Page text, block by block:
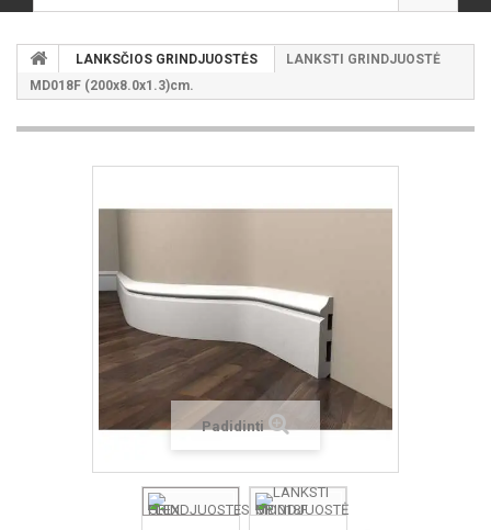
LANKSČIOS GRINDJUOSTĖS
LANKSTI GRINDJUOSTĖ
MD018F (200x8.0x1.3)cm.
Padidinti